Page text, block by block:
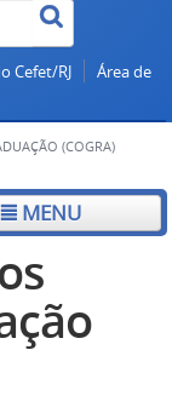
Cefet/RJ
Área de
(COGRA)
MENU